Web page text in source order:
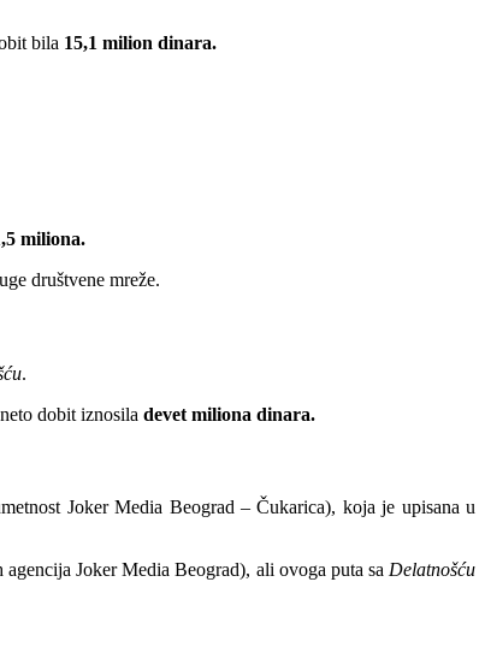
bila 15,1 milion dinara.
miliona.
društvene mreže.
.
dobit iznosila devet miliona dinara.
Joker Media Beograd – Čukarica), koja je upisana u
Joker Media Beograd), ali ovoga puta sa Delatnošću